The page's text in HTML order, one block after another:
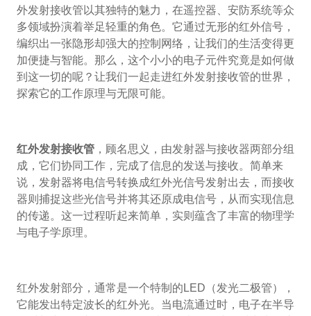
外发射接收管以其独特的魅力，在遥控器、安防系统等众
多领域扮演着举足轻重的角色。它通过无形的红外信号，
编织出一张隐形却强大的控制网络，让我们的生活变得更
加便捷与智能。那么，这个小小的电子元件究竟是如何做
到这一切的呢？让我们一起走进红外发射接收管的世界，
探索它的工作原理与无限可能。
红外发射接收管，顾名思义，由发射器与接收器两部分组
成，它们协同工作，完成了信息的发送与接收。简单来
说，发射器将电信号转换成红外光信号发射出去，而接收
器则捕捉这些光信号并将其还原成电信号，从而实现信息
的传递。这一过程听起来简单，实则蕴含了丰富的物理学
与电子学原理。
红外发射部分，通常是一个特制的LED（发光二极管），
它能发出特定波长的红外光。当电流通过时，电子在半导